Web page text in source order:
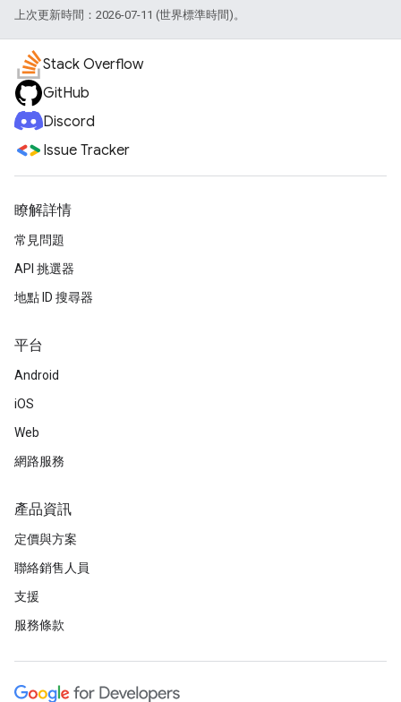
上次更新時間：2026-07-11 (世界標準時間)。
Stack Overflow
GitHub
Discord
Issue Tracker
瞭解詳情
常見問題
API 挑選器
地點 ID 搜尋器
平台
Android
iOS
Web
網路服務
產品資訊
定價與方案
聯絡銷售人員
支援
服務條款